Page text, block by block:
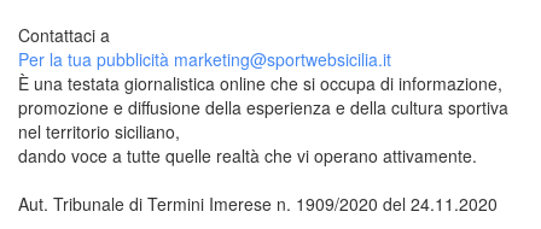
Contattaci a
Per la tua pubblicità marketing@sportwebsicilia.it
È una testata giornalistica online che si occupa di informazione,
promozione e diffusione della esperienza e della cultura sportiva
nel territorio siciliano,
dando voce a tutte quelle realtà che vi operano attivamente.
Aut. Tribunale di Termini Imerese n. 1909/2020 del 24.11.2020